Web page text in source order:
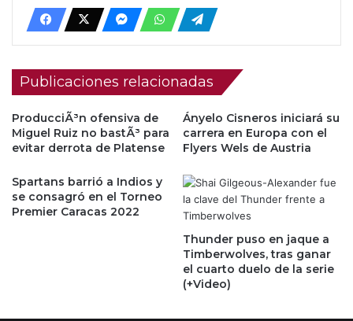
Publicaciones relacionadas
ProducciÃ³n ofensiva de
Miguel Ruiz no bastÃ³ para
evitar derrota de Platense
Ányelo Cisneros iniciará su
carrera en Europa con el
Flyers Wels de Austria
Spartans barrió a Indios y
se consagró en el Torneo
Premier Caracas 2022
Thunder puso en jaque a
Timberwolves, tras ganar
el cuarto duelo de la serie
(+Video)